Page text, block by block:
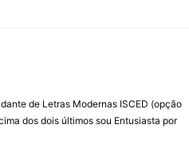
de Letras Modernas ISCED (opção
dos dois últimos sou Entusiasta por